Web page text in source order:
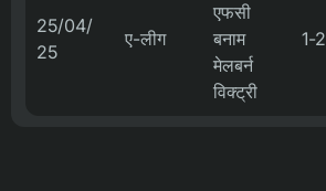
25/04/
25
ए-लीग
एफसी
बनाम
मेलबर्न
विक्ट्री
1-2